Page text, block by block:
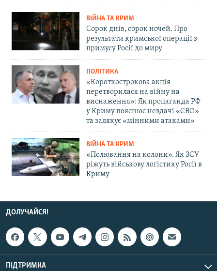
ВІЙНА ТА КРИМ
Сорок днів, сорок ночей. Про
результати кримської операції з
примусу Росії до миру
ПОЛІТИКА
«Короткострокова акція
перетворилася на війну на
виснаження»: Як пропаганда РФ
у Криму пояснює невдачі «СВО»
та залякує «мінними атаками»
ВІЙНА ТА КРИМ
«Полювання на колони». Як ЗСУ
ріжуть військову логістику Росії в
Криму
ДОЛУЧАЙСЯ!
ПІДТРИМКА